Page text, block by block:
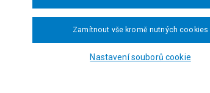
Nejvyššího správního soudu ze dne 27. 3. 2014, čj. 4
č. 792/2006 Sb. NSS, č. 1513/2008 Sb. NSS, č.
s ručením omezeným OREA – INVEST proti
žalobkyně.
ze dne 15. 1. 2013 žalovaný žalobkyni
Nastavení souborů cookie
Zamítnout vše kromě nutných cookies